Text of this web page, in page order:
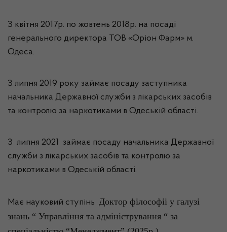
З квітня 2017р. по жовтень 2018р. на посаді
генерального директора ТОВ «Оріон Фарм» м.
Одеса.
З липня 2019 року займає посаду заступника
начальника Державної служби з лікарських засобів
та контролю за наркотиками в Одеській області.
З липня 2021 займає посаду начальника Державної
служби з лікарських засобів та контролю за
наркотиками в Одеській області.
Має науковий ступінь Доктор філософіі у галузі
знань “ Управління та адміністрування “ за